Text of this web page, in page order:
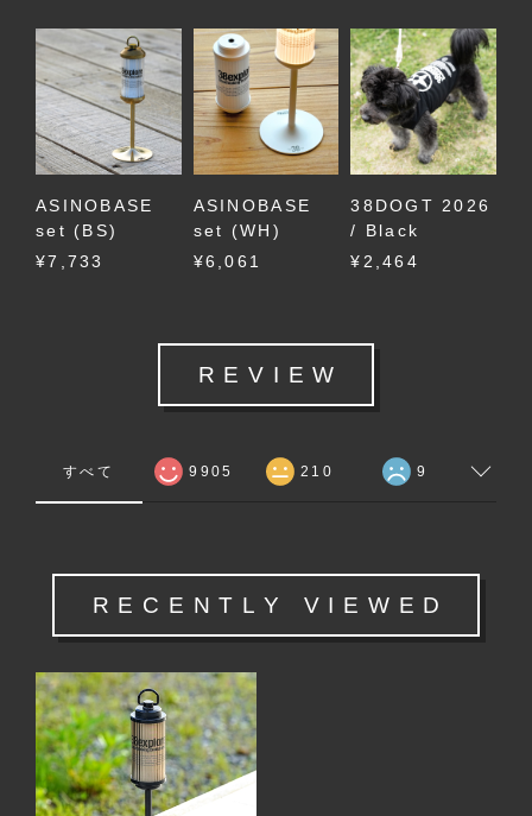
ASINOBASE
set (BS)
¥7,733
ASINOBASE
set (WH)
¥6,061
38DOGT 2026
/ Black
¥2,464
REVIEW
すべて 9905 210 9
RECENTLY VIEWED